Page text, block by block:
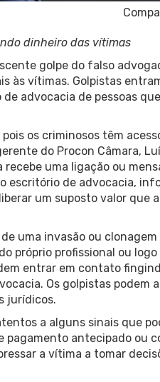
dinheiro das vítimas
golpe do falso
às vítimas. Golpistas
advocacia de pessoas
os criminosos têm
do Procon Câmara,
uma ligação ou
escritório de advocacia,
um suposto valor que
uma invasão ou clonagem
próprio profissional ou logo
entrar em contato
Os golpistas podem
jurídicos.
a alguns sinais que
pagamento antecipado ou
a vítima a tomar